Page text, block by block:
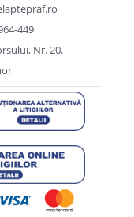
449
Nr. 20,